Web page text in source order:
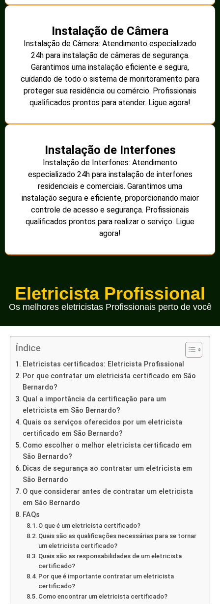
Instalação de Câmera
Instalação de Câmera: Atendimento especializado
24h para instalação de câmeras de segurança.
Garantimos uma instalação eficiente e segura,
cuidando de todo o sistema de monitoramento para
proteger sua residência ou comércio. Profissionais
qualificados prontos para atender. Ligue agora!
Instalação de Interfones
Instalação de Interfones: Atendimento
especializado 24h para instalação de interfones
residenciais e comerciais. Garantimos uma
instalação segura e eficiente, proporcionando maior
controle de acesso e segurança. Profissionais
qualificados prontos para realizar o serviço. Ligue
agora!
Eletricista Profissional
Os melhores eletricistas Profissionais perto de você
Índice
Eletricistas certificados: Eletricista Profissional
Por que contratar um eletricista certificado em São
Bernardo?
Qual a importância da certificação para um
eletricista em São Bernardo?
Quais os serviços oferecidos por um eletricista
certificado em São Bernardo?
Como escolher o melhor eletricista certificado em
São Bernardo?
Dicas de segurança ao contratar um eletricista em
São Bernardo
O que considerar antes de contratar um eletricista
em São Bernardo
FAQs
O que é um eletricista certificado?
Quais são as qualificações necessárias para se tornar
um eletricista certificado?
Quais são as responsabilidades de um eletricista
certificado?
Por que é importante contratar um eletricista
certificado?
Como encontrar um eletricista certificado?